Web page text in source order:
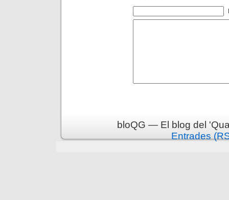
bloQG — El blog del
Entrades